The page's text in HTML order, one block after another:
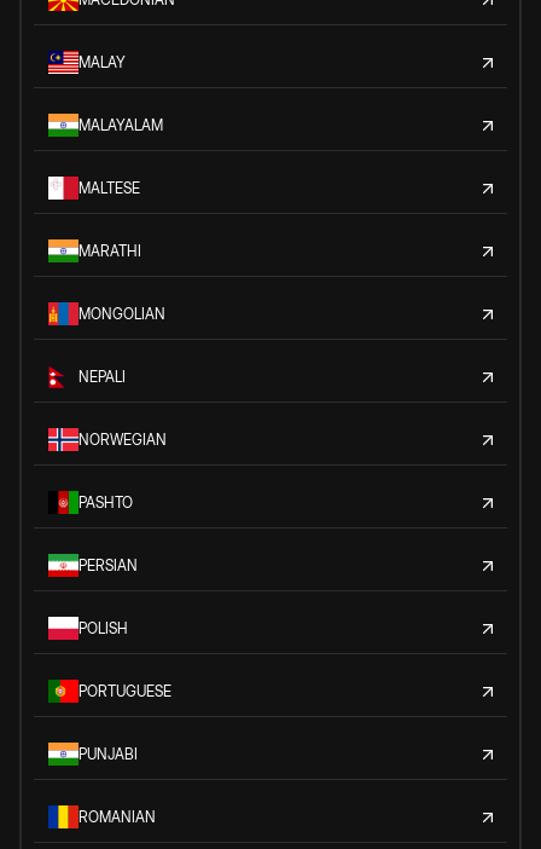
MALAY
MALAYALAM
MALTESE
MARATHI
MONGOLIAN
NEPALI
NORWEGIAN
PASHTO
PERSIAN
POLISH
PORTUGUESE
PUNJABI
ROMANIAN